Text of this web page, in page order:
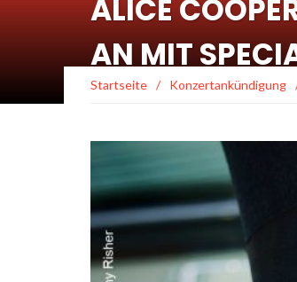
ALICE
AN MIT
Startseite / Konzertankündigung